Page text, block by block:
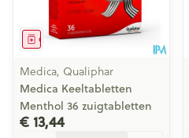
Geneesmiddel
Medica, Qualiphar
Medica Keeltabletten
Menthol 36 zuigtabletten
€ 13,44